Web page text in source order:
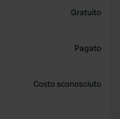
Gratuito
Pagato
Costo sconosciuto